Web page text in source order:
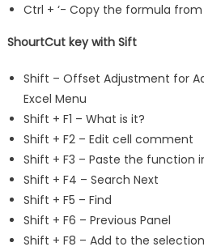
Ctrl + ‘- Copy the formula
ShourtCut key with Sift
Shift – Offset Adjustment for
Excel Menu
Shift + F1 – What is it?
Shift + F2 – Edit cell comment
Shift + F3 – Paste the function
Shift + F4 – Search Next
Shift + F5 – Find
Shift + F6 – Previous Panel
Shift + F8 – Add to the selection